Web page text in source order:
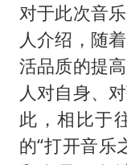
对于此次音
人介绍，随
活品质的提
人对自身、
此，相比于
的“打开音乐